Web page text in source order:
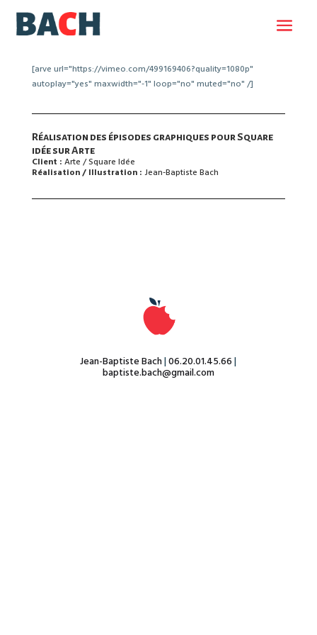
[arve url="https://vimeo.com/499169406?quality=1080p"
autoplay="yes" maxwidth="-1" loop="no" muted="no" /]
Réalisation des épisodes graphiques pour Square
idée sur Arte
Client : Arte / Square Idée
Réalisation / Illustration : Jean-Baptiste Bach
Jean-Baptiste Bach|06.20.01.45.66|
baptiste.bach@gmail.com